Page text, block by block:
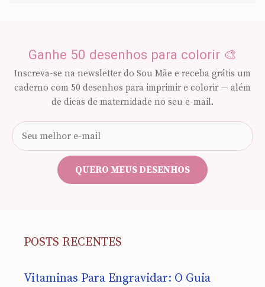
Ganhe 50 desenhos para colorir 🎨
Inscreva-se na newsletter do Sou Mãe e receba grátis um
caderno com 50 desenhos para imprimir e colorir — além
de dicas de maternidade no seu e-mail.
e-
mail
QUERO MEUS DESENHOS
POSTS RECENTES
Vitaminas Para Engravidar: O Guia